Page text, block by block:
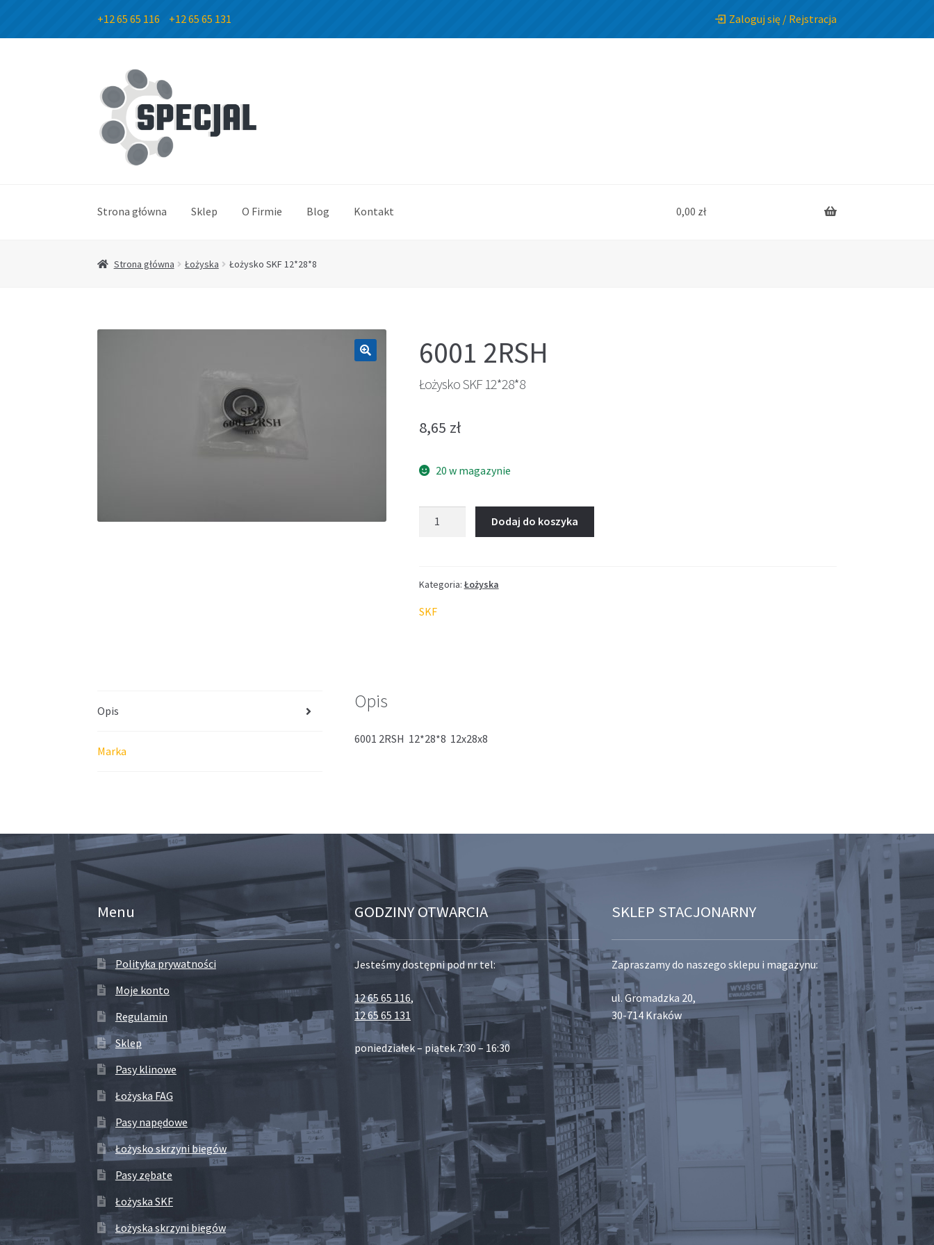
+12 65 65 116 +12 65 65 131 Zaloguj się / Rejstracja
Przejdź
do
nawigacji
Przejdź
do
treści
Strona główna Sklep O Firmie Blog Kontakt 0,00 zł
Strona główna Łożyska Łożysko SKF 12*28*8
6001 2RSH
Łożysko SKF 12*28*8
8,65 zł
20 w magazynie
Dodaj do koszyka
Kategoria: Łożyska
SKF
Opis
Marka
Opis
6001 2RSH 12*28*8 12x28x8
Menu
Polityka prywatności
Moje konto
Regulamin
Sklep
Pasy klinowe
Łożyska FAG
Pasy napędowe
Łożysko skrzyni biegów
Pasy zębate
Łożyska SKF
Łożyska skrzyni biegów
GODZINY OTWARCIA
Jesteśmy dostępni pod nr tel:
12 65 65 116,
12 65 65 131
poniedziałek – piątek 7:30 – 16:30
SKLEP STACJONARNY
Zapraszamy do naszego sklepu i magazynu:
ul. Gromadzka 20,
30-714 Kraków